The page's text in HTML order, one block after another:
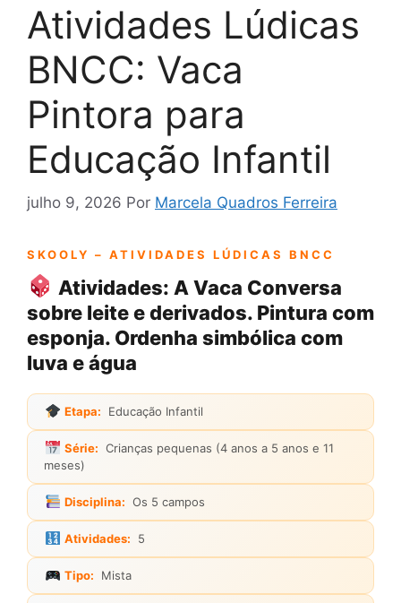
Atividades Lúdicas
BNCC: Vaca
Pintora para
Educação Infantil
julho 9, 2026 Por Marcela Quadros Ferreira
SKOOLY – ATIVIDADES LÚDICAS BNCC
Atividades: A Vaca Conversa
sobre leite e derivados. Pintura com
esponja. Ordenha simbólica com
luva e água
Etapa: Educação Infantil
Série: Crianças pequenas (4 anos a 5 anos e 11
meses)
Disciplina: Os 5 campos
Atividades: 5
Tipo: Mista